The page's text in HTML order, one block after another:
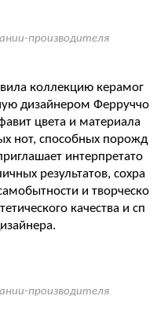
производителя
коллекцию керамог
дизайнером Ферруччо
цвета и материала
нот, способных порожд
интерпретато
результатов, сохра
и творческо
качества и сп
производителя